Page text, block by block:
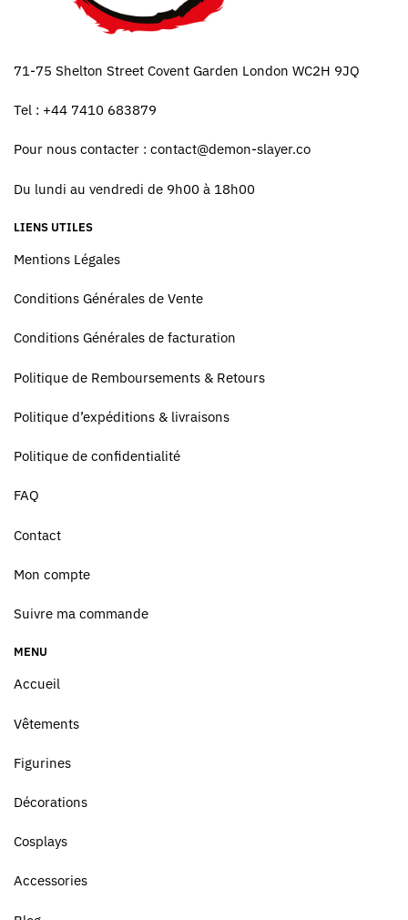
71-75 Shelton Street Covent Garden London WC2H 9JQ
Tel : +44 7410 683879
Pour nous contacter : contact@demon-slayer.co
Du lundi au vendredi de 9h00 à 18h00
LIENS UTILES
Mentions Légales
Conditions Générales de Vente
Conditions Générales de facturation
Politique de Remboursements & Retours
Politique d’expéditions & livraisons
Politique de confidentialité
FAQ
Contact
Mon compte
Suivre ma commande
MENU
Accueil
Vêtements
Figurines
Décorations
Cosplays
Accessories